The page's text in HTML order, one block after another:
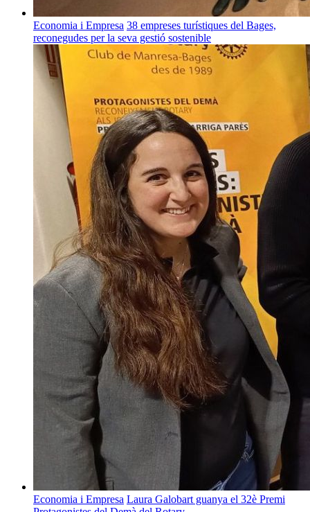
Economia i Empresa 38 empreses turístiques del Bages,
reconegudes per la seva gestió sostenible
Economia i Empresa Laura Galobart guanya el 32è Premi